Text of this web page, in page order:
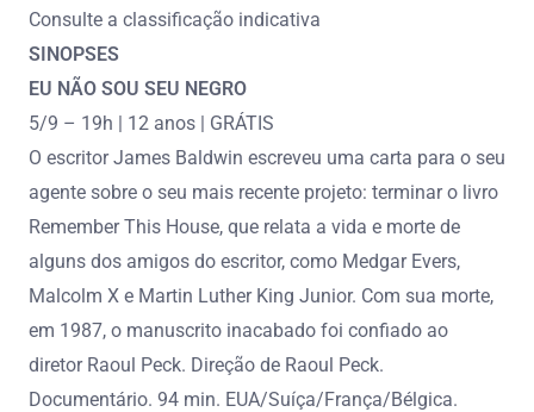
Consulte a classificação indicativa
SINOPSES
EU NÃO SOU SEU NEGRO
5/9 – 19h | 12 anos | GRÁTIS
O escritor James Baldwin escreveu uma carta para o seu
agente sobre o seu mais recente projeto: terminar o livro
Remember This House, que relata a vida e morte de
alguns dos amigos do escritor, como Medgar Evers,
Malcolm X e Martin Luther King Junior. Com sua morte,
em 1987, o manuscrito inacabado foi confiado ao
diretor Raoul Peck. Direção de Raoul Peck.
Documentário. 94 min. EUA/Suíça/França/Bélgica.